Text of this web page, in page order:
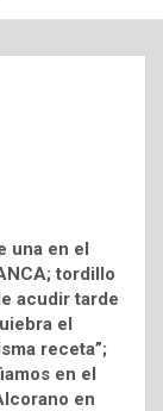
una en el
tordillo
acudir tarde
el
receta”;
en el
en